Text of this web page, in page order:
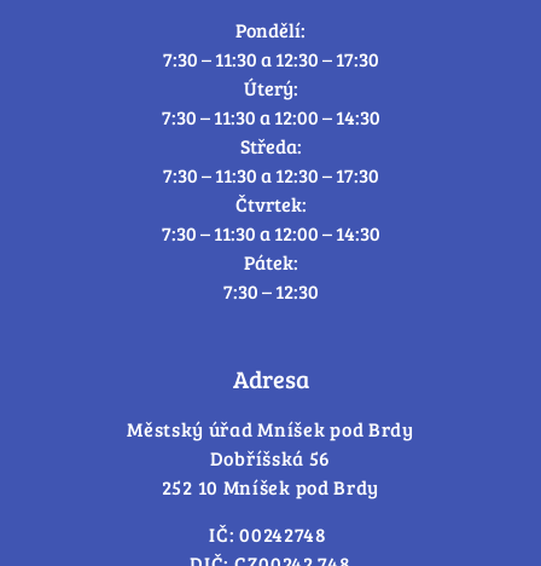
Pondělí:
7:30 – 11:30 a 12:30 – 17:30
Úterý:
7:30 – 11:30 a 12:00 – 14:30
Středa:
7:30 – 11:30 a 12:30 – 17:30
Čtvrtek:
7:30 – 11:30 a 12:00 – 14:30
Pátek:
7:30 – 12:30
Adresa
Městský úřad Mníšek pod Brdy
Dobříšská 56
252 10 Mníšek pod Brdy
IČ: 00242748